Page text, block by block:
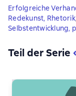
Erfolgreiche
Redekunst, Rhetorik,
Selbstentwicklung,
Teil der Serie